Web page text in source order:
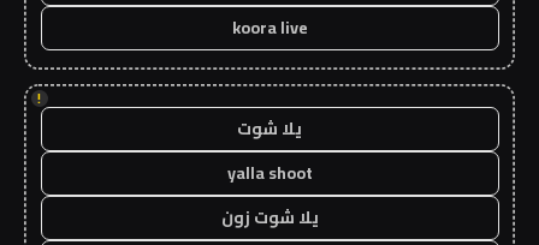
koora live
!
يلا شوت
yalla shoot
يلا شوت زون